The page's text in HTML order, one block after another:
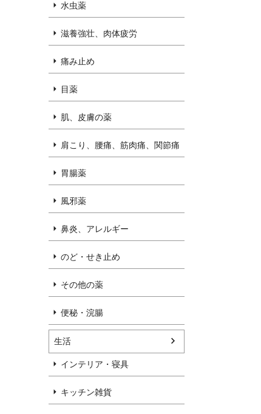
水虫薬
滋養強壮、肉体疲労
痛み止め
目薬
肌、皮膚の薬
肩こり、腰痛、筋肉痛、関節痛
胃腸薬
風邪薬
鼻炎、アレルギー
のど・せき止め
その他の薬
便秘・浣腸
生活
インテリア・寝具
キッチン雑貨